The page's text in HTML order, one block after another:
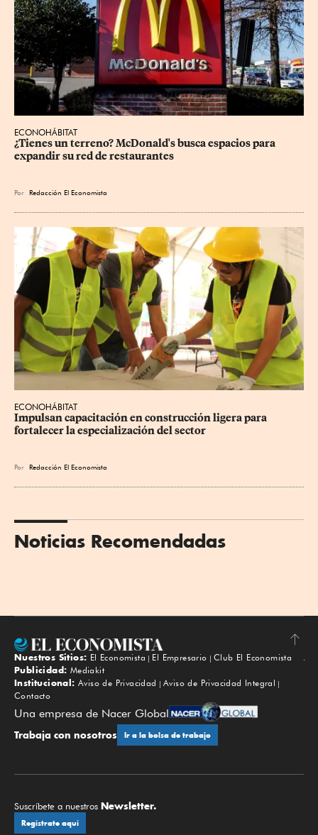
ECONOHÁBITAT
¿Tienes un terreno? McDonald's busca espacios para
expandir su red de restaurantes
Por Redacción El Economista
ECONOHÁBITAT
Impulsan capacitación en construcción ligera para
fortalecer la especialización del sector
Por Redacción El Economista
Noticias Recomendadas
Subir
Nuestros Sitios: El Economista El Empresario
Club El Economista
Publicidad: Mediakit
Institucional: Aviso de Privacidad
Aviso de Privacidad Integral
Contacto
Una empresa de Nacer Global
Trabaja con nosotros Ir a la bolsa de trabajo
Suscríbete a nuestros Newsletter.
Regístrate aquí